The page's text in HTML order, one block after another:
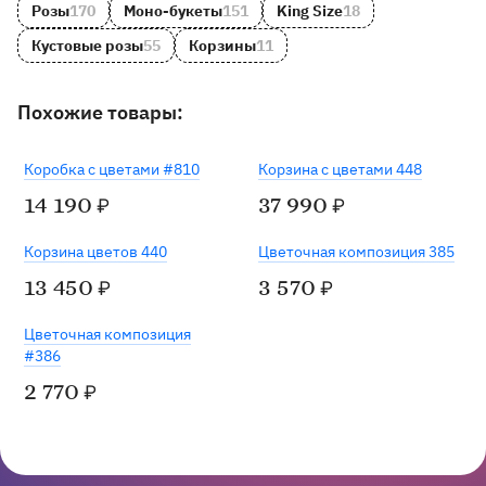
Розы170 Моно-букеты151 King Size18
Кустовые розы55 Корзины11
Похожие товары:
Коробка с цветами #810
14 190 ₽
Корзина с цветами 448
Под заказ
37 990 ₽
Корзина цветов 440
13 450 ₽
Цветочная композиция 385
3 570 ₽
Цветочная композиция
#386
2 770 ₽